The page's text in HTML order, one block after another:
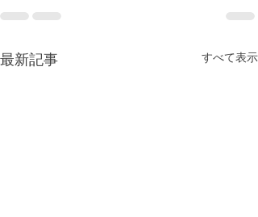
最新記事 すべて表示